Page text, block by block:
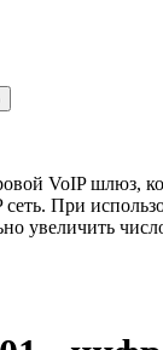
VoIP шлюз,
При
увеличить